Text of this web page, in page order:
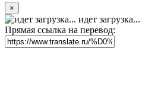
×
идет загрузка...
Прямая ссылка на перевод: